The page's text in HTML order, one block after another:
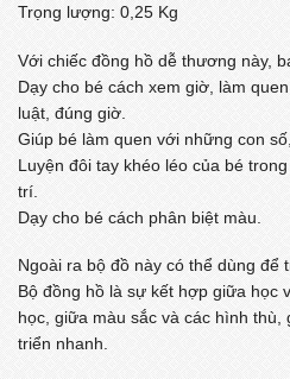
Trọng lượng: 0,25 Kg
Với chiếc đồng hồ dễ thương này,
Dạy cho bé cách xem giờ, làm
luật, đúng giờ.
Giúp bé làm quen với những con
Luyện đôi tay khéo léo của bé
trí.
Dạy cho bé cách phân biệt màu.
Ngoài ra bộ đồ này có thể dùng để
Bộ đồng hồ là sự kết hợp giữa học
học, giữa màu sắc và các hình
triển nhanh.